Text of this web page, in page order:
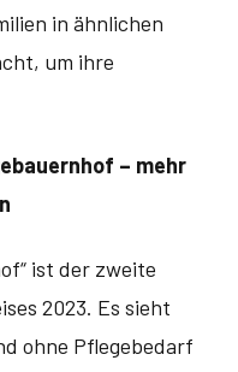
in ähnlichen
um ihre
– mehr
ist der zweite
2023. Es sieht
ohne Pflegebedarf